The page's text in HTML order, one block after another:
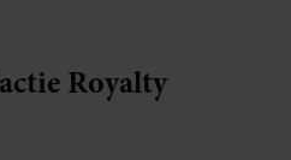
Royalty